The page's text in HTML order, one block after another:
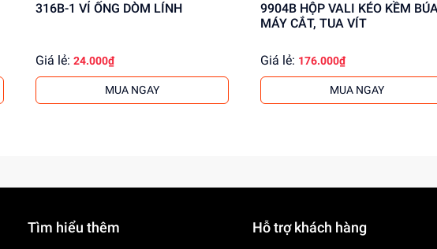
316B-1 VỈ ỐNG DÒM LÍNH
Giá lẻ: 24.000₫
MUA NGAY
9904B HỘP VALI KÉO KỀM BÚA,
MÁY CẮT, TUA VÍT
Giá lẻ: 176.000₫
MUA NGAY
Tìm hiểu thêm Hỗ trợ khách hàng